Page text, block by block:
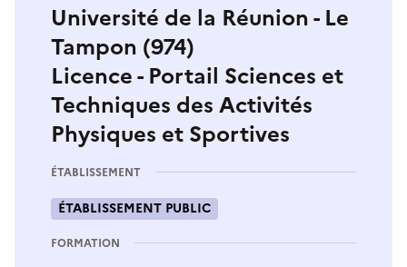
Université de la Réunion - Le
Tampon (974)
Licence - Portail Sciences et
Techniques des Activités
Physiques et Sportives
ÉTABLISSEMENT
ÉTABLISSEMENT PUBLIC
FORMATION